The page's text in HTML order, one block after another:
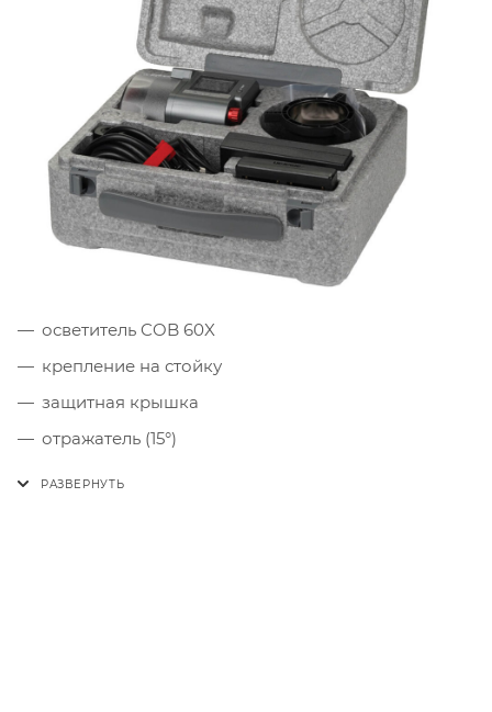
осветитель COB 60X
крепление на стойку
защитная крышка
отражатель (15°)
батарейная площадка NP-F х2